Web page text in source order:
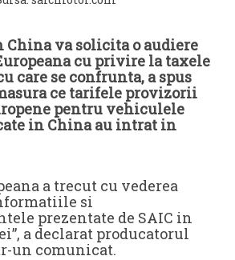
China va solicita o audiere
cu privire la taxele
care se confrunta, a spus
ce tarifele provizorii
pentru vehiculele
in China au intrat in
a trecut cu vederea
si
prezentate de SAIC in
a declarat producatorul
un comunicat.